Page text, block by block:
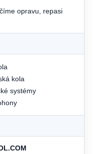
opravu, repasi
kola
systémy